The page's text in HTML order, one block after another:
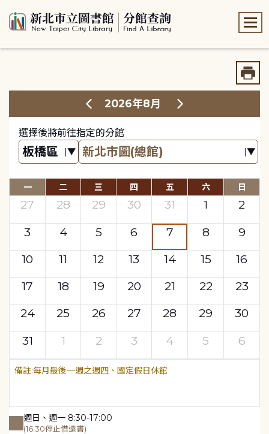
2026年8月
選擇後將前往指定的分館
一 二 三 四 五 六 日
27 28 29 30 31 1
2
3
4 5 6 7 8
9
10
11 12 13 14 15
16
17
18 19 20 21 22
23
24
25 26 27 28 29
30
31
1 2 3 4 5 6
每月最後一週之週四、國定假日休館
週日、週一 8:30-17:00
(16:30停止借還書)